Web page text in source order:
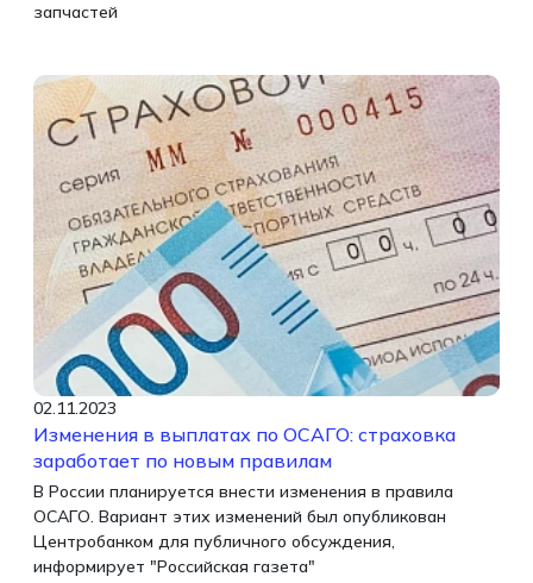
запчастей
02.11.2023
Изменения в выплатах по ОСАГО: страховка
заработает по новым правилам
В России планируется внести изменения в правила
ОСАГО. Вариант этих изменений был опубликован
Центробанком для публичного обсуждения,
информирует "Российская газета"